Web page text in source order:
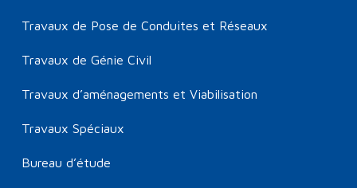
Travaux de Pose de Conduites et Réseaux
Travaux de Génie Civil
Travaux d’aménagements et Viabilisation
Travaux Spéciaux
Bureau d’étude